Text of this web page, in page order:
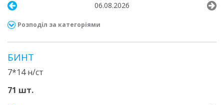
06.08.2026
Розподіл за категоріями
БИНТ
7*14 н/ст
71 шт.